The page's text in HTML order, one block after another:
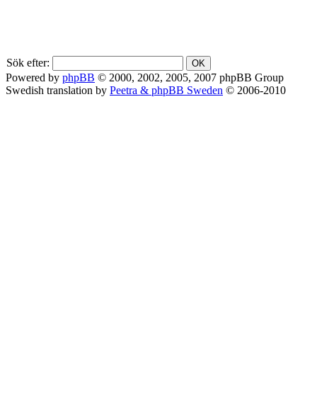
Sök efter:
Powered by phpBB © 2000, 2002, 2005, 2007 phpBB Group
Swedish translation by Peetra & phpBB Sweden © 2006-2010